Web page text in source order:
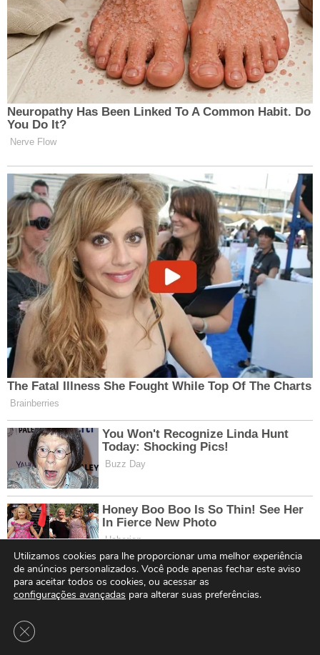
Utilizamos cookies para lhe proporcionar uma melhor experiência
de anúncios personalizados. Você pode apenas fechar este aviso
para aceitar todos os cookies, ou acessar as
configurações avançadas para alterar suas preferências.
Close GDPR Cookie Banner